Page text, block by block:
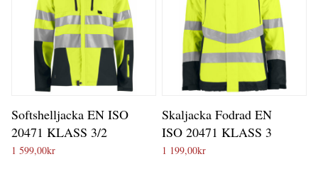
Softshelljacka EN ISO
20471 KLASS 3/2
1 599,00kr
Skaljacka Fodrad EN
ISO 20471 KLASS 3
1 199,00kr